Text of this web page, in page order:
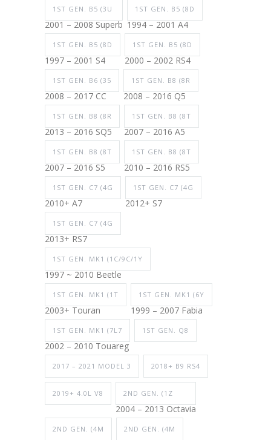
1ST GEN. B5 (3U
2001 – 2008 Superb
1ST GEN. B5 (8D
1994 – 2001 A4
1ST GEN. B5 (8D
1997 – 2001 S4
1ST GEN. B5 (8D
2000 – 2002 RS4
1ST GEN. B6 (35
2008 – 2017 CC
1ST GEN. B8 (8R
2008 – 2016 Q5
1ST GEN. B8 (8R
2013 – 2016 SQ5
1ST GEN. B8 (8T
2007 – 2016 A5
1ST GEN. B8 (8T
2007 – 2016 S5
1ST GEN. B8 (8T
2010 – 2016 RS5
1ST GEN. C7 (4G
2010+ A7
1ST GEN. C7 (4G
2012+ S7
1ST GEN. C7 (4G
2013+ RS7
1ST GEN. MK1 (1C/9C/1Y
1997 ~ 2010 Beetle
1ST GEN. MK1 (1T
2003+ Touran
1ST GEN. MK1 (6Y
1999 – 2007 Fabia
1ST GEN. MK1 (7L7
2002 – 2010 Touareg
1ST GEN. Q8
2017 – 2021 MODEL 3 2018+ B9 RS4
2019+ 4.0L V8 2ND GEN. (1Z
2004 – 2013 Octavia
2ND GEN. (4M 2ND GEN. (4M